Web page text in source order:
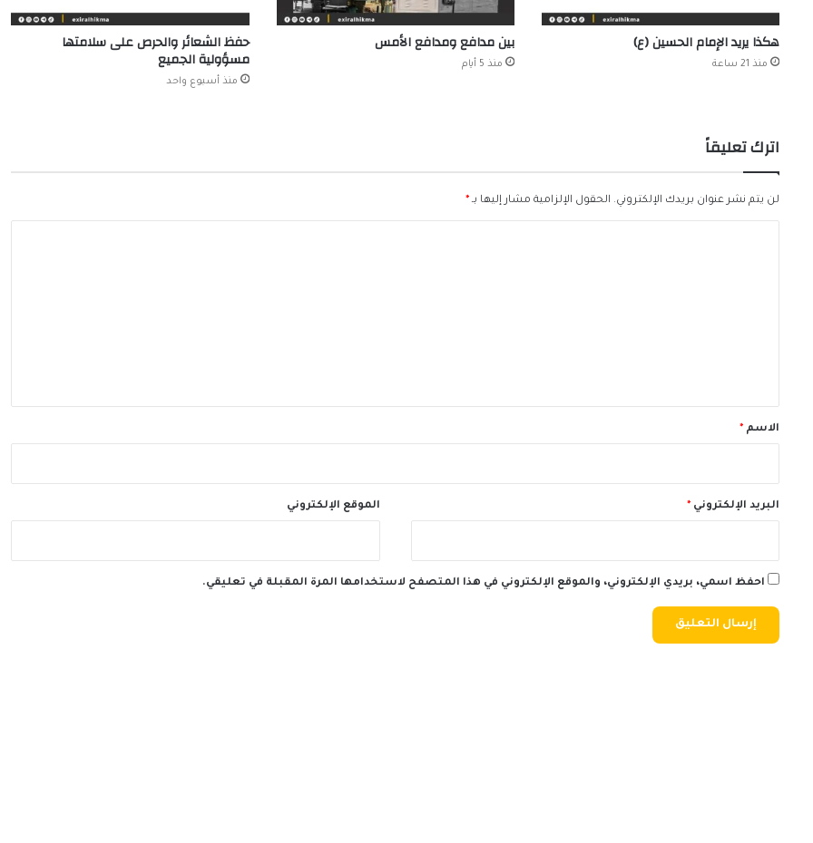
هكذا يريد الإمام الحسين (ع)
منذ 21 ساعة
بين مدافع ومدافع الأمس
منذ 5 أيام
حفظ الشعائر والحرص على سلامتها
مسؤولية الجميع
منذ أسبوع واحد
اترك تعليقاً
لن يتم نشر عنوان بريدك الإلكتروني. الحقول الإلزامية مشار إليها بـ *
*الاسم *
البريد الإلكتروني * الموقع الإلكتروني
احفظ اسمي، بريدي الإلكتروني، والموقع الإلكتروني في هذا المتصفح لاستخدامها المرة المقبلة في تعليقي.